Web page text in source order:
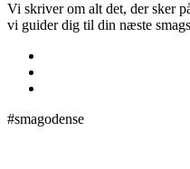
Vi skriver om alt det, der sker
vi guider dig til din næste
#smagodense